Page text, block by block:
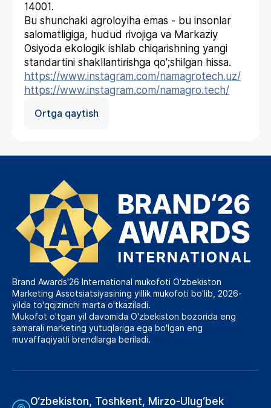
14001.
Bu shunchaki agroloyiha emas - bu insonlar
salomatligiga, hudud rivojiga va Markaziy
Osiyoda ekologik ishlab chiqarishning yangi
standartini shakllantirishga qo';shilgan hissa.
https://www.instagram.com/namagrotech.uz/
https://www.instagram.com/namagro.tech/
Ortga qaytish
Brand Awards'26 International mukofoti O'zbekiston
Marketing Assotsiatsiyasining yillik mukofoti bo'lib, 2026-
yilda to'qqizinchi marta o'tkaziladi.
Mukofot o'tgan yil davomida O'zbekiston bozorida eng
samarali marketing yutuqlariga ega bo'lgan eng
muvaffaqiyatli brendlarga beriladi.
O‘zbekiston, Toshkent, Mirzo-Ulug‘bek